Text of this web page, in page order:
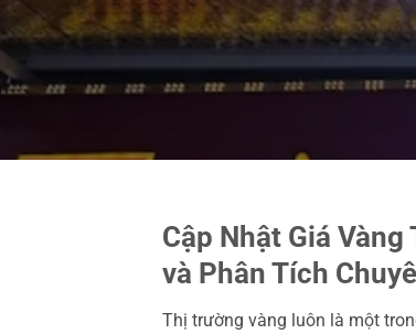
Cập Nhật Giá
và Phân Tích
Thị trường vàng luôn là một